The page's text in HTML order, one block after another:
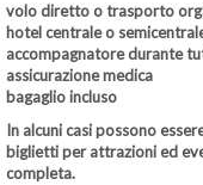
volo diretto o trasporto
hotel centrale o
accompagnatore durante
assicurazione medica
bagaglio incluso
In alcuni casi possono
biglietti per attrazioni ed
completa.